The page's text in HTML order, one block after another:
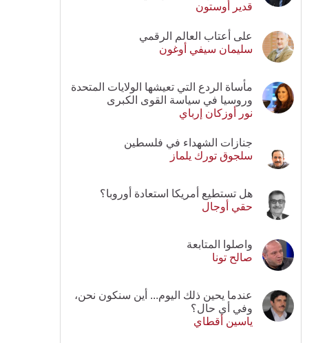
قدير أوستون
على أعتاب العالم الرقمي
سليمان سيفي أوغون
مأساة الردع التي تعيشها الولايات المتحدة
وروسيا في سياسة القوى الكبرى
نور أوزكان إرباي
جنازات الشهداء في فلسطين
سلجوق تورك يلماز
هل تستطيع أمريكا استعادة أوروبا؟
حقي أوجال
واصلوا المتابعة
صالح تونا
عندما يحين ذلك اليوم... أين سنكون نحن،
وفي أي حال؟
ياسين أقطاي